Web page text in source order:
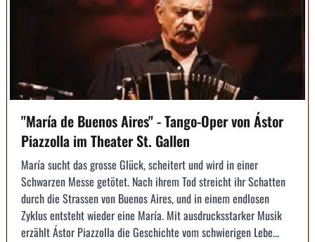
"María de Buenos Aires" - Tango-Oper von Ástor
Piazzolla im Theater St. Gallen
María sucht das grosse Glück, scheitert und wird in einer
Schwarzen Messe getötet. Nach ihrem Tod streicht ihr Schatten
durch die Strassen von Buenos Aires, und in einem endlosen
Zyklus entsteht wieder eine María. Mit ausdrucksstarker Musik
erzählt Ástor Piazzolla die Geschichte vom schwierigen Lebe...